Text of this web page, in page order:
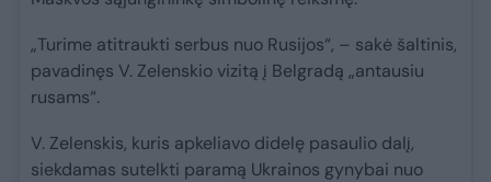
„Turime atitraukti serbus nuo Rusijos“, – sakė šaltinis,
pavadinęs V. Zelenskio vizitą į Belgradą „antausiu
rusams“.
V. Zelenskis, kuris apkeliavo didelę pasaulio dalį,
siekdamas sutelkti paramą Ukrainos gynybai nuo